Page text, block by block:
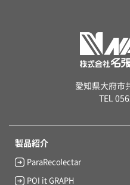
愛知県大府市
TEL
製品紹介
ParaRecolectar
POI it GRAPH